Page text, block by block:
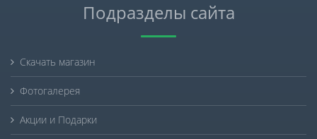
Подразделы сайта
Скачать магазин
Фотогалерея
Акции и Подарки